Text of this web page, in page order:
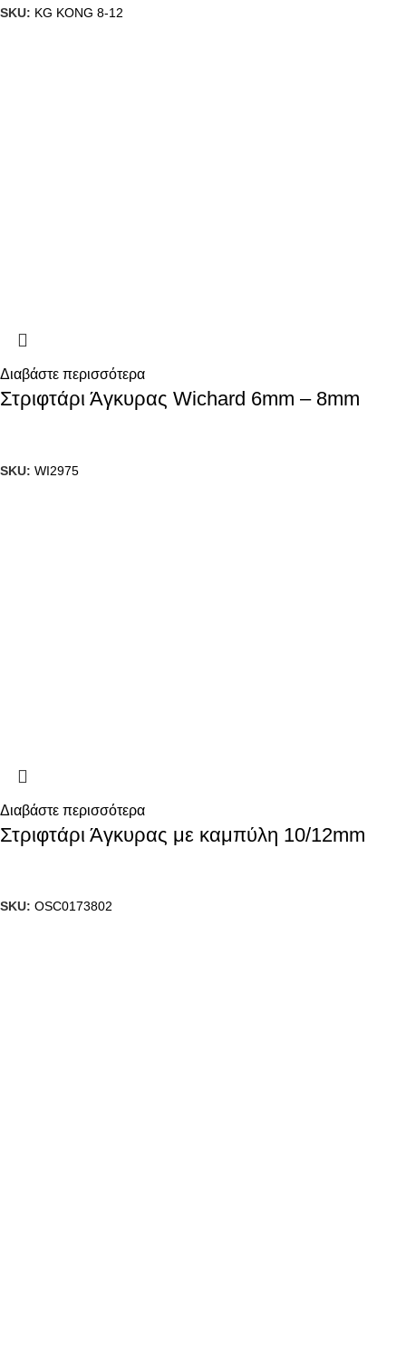
SKU: KG KONG 8-12
Διαβάστε περισσότερα
Στριφτάρι Άγκυρας Wichard 6mm – 8mm
SKU: WI2975
Διαβάστε περισσότερα
Στριφτάρι Άγκυρας με καμπύλη 10/12mm
SKU: OSC0173802